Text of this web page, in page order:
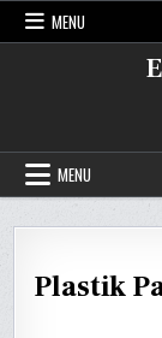
Skip
MENU
MENU
Plastik